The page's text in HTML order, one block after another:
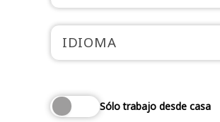
IDIOMA
Sólo trabajo desde casa